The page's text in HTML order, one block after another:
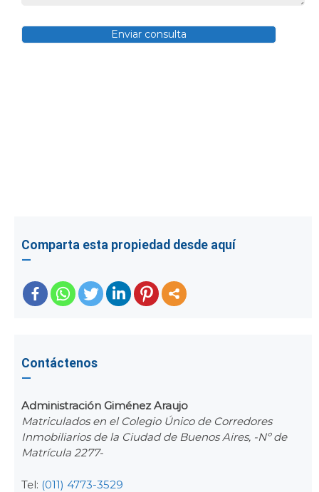
Comparta esta propiedad desde aquí
Contáctenos
Administración Giménez Araujo
Matriculados en el Colegio Único de Corredores
Inmobiliarios de la Ciudad de Buenos Aires, -Nº de
Matrícula 2277-
Tel: (011) 4773-3529